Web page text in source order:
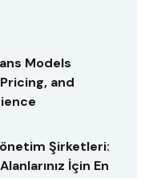
Models
and
Şirketleri:
İçin En